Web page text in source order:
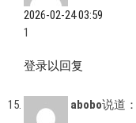
2026-02-24 03:59
1
登录以回复
abobo说道：